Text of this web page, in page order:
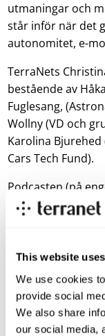
This website
We use cookies
provide social
We also share
our social media,
utmaningar och
står inför när det
autonomitet, e-
TerraNets
bestående av
Fuglesang,
Wollny (VD och
Karolina Bjurehed
Cars Tech Fund).
Podcasten (på
TerraNets
https://
För mer
Pär-Olof